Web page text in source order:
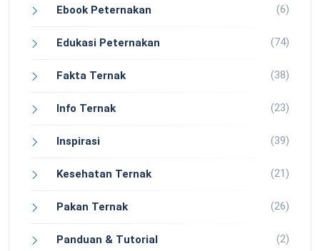
Ebook Peternakan (6)
Edukasi Peternakan (74)
Fakta Ternak (38)
Info Ternak (23)
Inspirasi (39)
Kesehatan Ternak (21)
Pakan Ternak (26)
Panduan & Tutorial (2)